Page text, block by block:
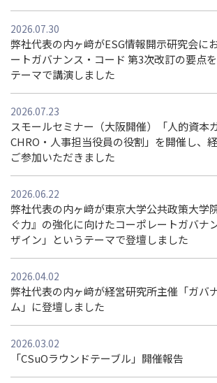
2026.07.30
弊社代表の内ヶ﨑がESG情報開示研究会に
ートガバナンス・コード 第3次改訂の要点
テーマで講演しました
2026.07.23
スモールセミナー（大阪開催）「人的資本
CHRO・人事担当役員の役割」を開催し、
ご参加いただきました
2026.06.22
弊社代表の内ヶ﨑が東京大学公共政策大学
ぐ力』の強化に向けたコーポレートガバナ
ザイン」というテーマで登壇しました
2026.04.02
弊社代表の内ヶ﨑が経営研究所主催「ガバ
ム」に登壇しました
2026.03.02
「CSuOラウンドテーブル」開催報告